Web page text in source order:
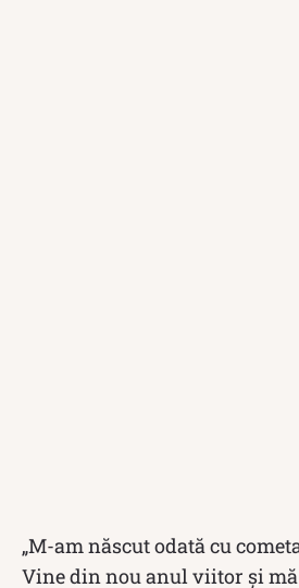
„M-am născut odată cu
Vine din nou anul viitor și mă